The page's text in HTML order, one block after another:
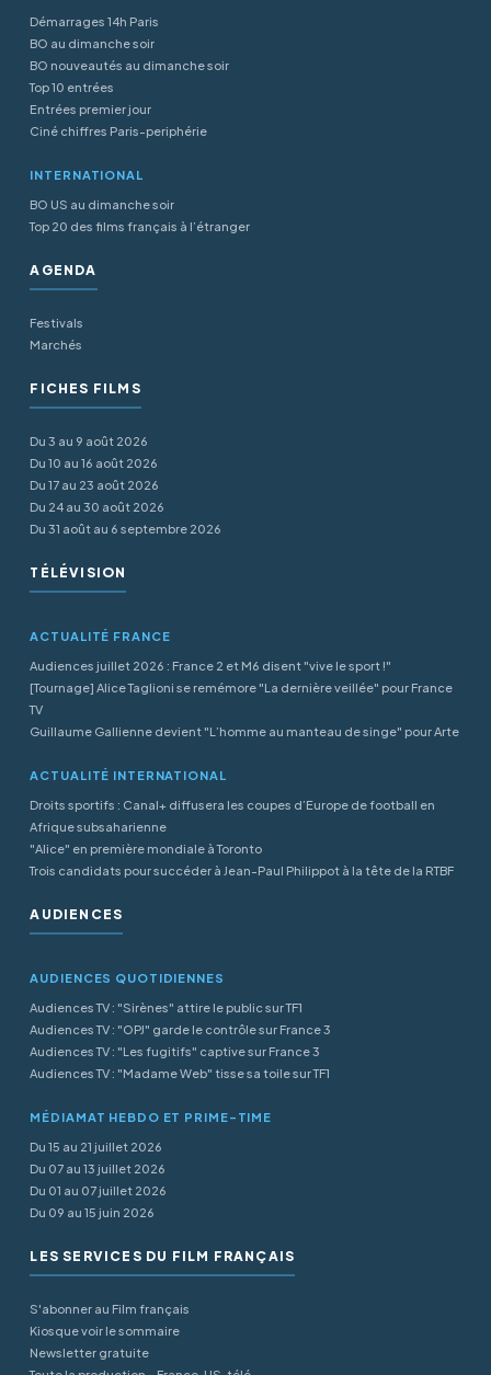
Démarrages 14h Paris
BO au dimanche soir
BO nouveautés au dimanche soir
Top 10 entrées
Entrées premier jour
Ciné chiffres Paris-periphérie
INTERNATIONAL
BO US au dimanche soir
Top 20 des films français à l’étranger
AGENDA
Festivals
Marchés
FICHES FILMS
Du 3 au 9 août 2026
Du 10 au 16 août 2026
Du 17 au 23 août 2026
Du 24 au 30 août 2026
Du 31 août au 6 septembre 2026
TÉLÉVISION
ACTUALITÉ FRANCE
Audiences juillet 2026 : France 2 et M6 disent "vive le sport !"
[Tournage] Alice Taglioni se remémore "La dernière veillée" pour France
TV
Guillaume Gallienne devient "L’homme au manteau de singe" pour Arte
ACTUALITÉ INTERNATIONAL
Droits sportifs : Canal+ diffusera les coupes d’Europe de football en
Afrique subsaharienne
"Alice" en première mondiale à Toronto
Trois candidats pour succéder à Jean-Paul Philippot à la tête de la RTBF
AUDIENCES
AUDIENCES QUOTIDIENNES
Audiences TV : "Sirènes" attire le public sur TF1
Audiences TV : "OPJ" garde le contrôle sur France 3
Audiences TV : "Les fugitifs" captive sur France 3
Audiences TV : "Madame Web" tisse sa toile sur TF1
MÉDIAMAT HEBDO ET PRIME-TIME
Du 15 au 21 juillet 2026
Du 07 au 13 juillet 2026
Du 01 au 07 juillet 2026
Du 09 au 15 juin 2026
LES SERVICES DU FILM FRANÇAIS
S'abonner au Film français
Kiosque voir le sommaire
Newsletter gratuite